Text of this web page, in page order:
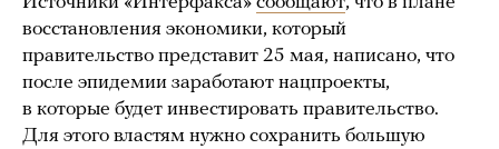
восстановления экономики, который
правительство представит 25 мая, написано, что
после эпидемии заработают нацпроекты,
в которые будет инвестировать правительство.
Для этого властям нужно сохранить большую